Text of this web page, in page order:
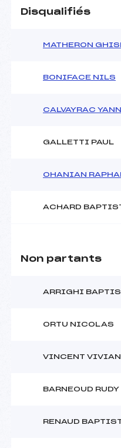
Disqualifiés
MATHERON
BONIFACE NILS
CALVAYRAC YANN
GALLETTI PAUL
OHANIAN
ACHARD
Non partants
ARRIGHI
ORTU NICOLAS
VINCENT VIVIAN
BARNEOUD RUDY
RENAUD